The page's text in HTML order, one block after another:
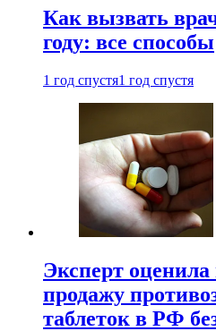
Как вызвать
году: все способы
1 год спустя1 год спустя
Эксперт
продажу
таблеток в РФ